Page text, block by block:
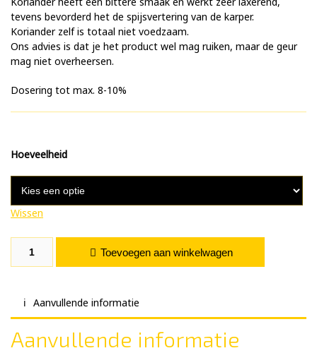
tevens bevorderd het de spijsvertering van de karper.
Koriander zelf is totaal niet voedzaam.
Ons advies is dat je het product wel mag ruiken, maar de geur
mag niet overheersen.
Dosering tot max. 8-10%
Hoeveelheid
Wissen
Koriander Gemalen aantalToevoegen aan winkelwagen
Aanvullende informatie
Aanvullende informatie